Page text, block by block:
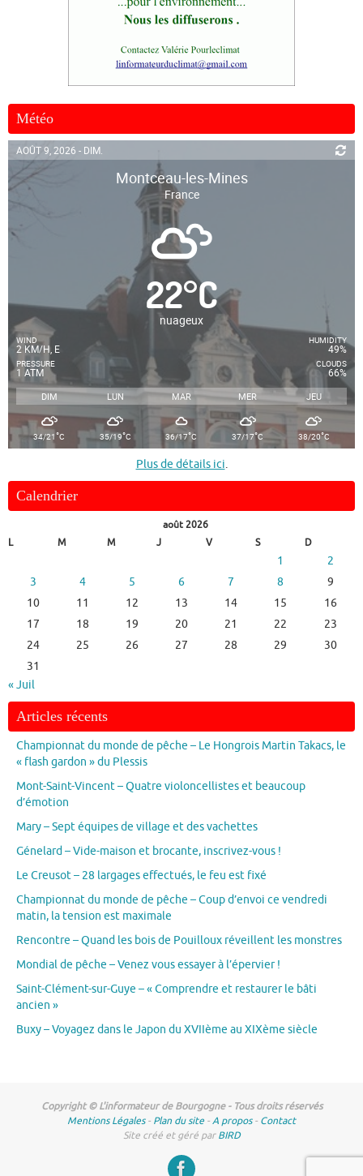
Météo
AOÛT 9, 2026 - DIM.
Montceau-les-Mines
France
22°C
nuageux
WIND
2 KM/H, E
PRESSURE
1 ATM
HUMIDITY
49%
CLOUDS
66%
DIM LUN MAR MER JEU
34/21°C 35/19°C 36/17°C 37/17°C 38/20°C
Plus de détails ici.
Calendrier
août 2026
L
M M J V S D
1
2
3
4 5 6 7 8
9
10
11 12 13 14 15
16
17
18 19 20 21 22
23
24
25 26 27 28 29
30
31
« Juil
Articles récents
Championnat du monde de pêche – Le Hongrois Martin Takacs, le
« flash gardon » du Plessis
Mont-Saint-Vincent – Quatre violoncellistes et beaucoup
d’émotion
Mary – Sept équipes de village et des vachettes
Génelard – Vide-maison et brocante, inscrivez-vous !
Le Creusot – 28 largages effectués, le feu est fixé
Championnat du monde de pêche – Coup d’envoi ce vendredi
matin, la tension est maximale
Rencontre – Quand les bois de Pouilloux réveillent les monstres
Mondial de pêche – Venez vous essayer à l’épervier !
Saint-Clément-sur-Guye – « Comprendre et restaurer le bâti
ancien »
Buxy – Voyagez dans le Japon du XVIIème au XIXème siècle
Copyright © L'informateur de Bourgogne - Tous droits réservés
Mentions Légales- Plan du site -A propos- Contact
Site créé et géré parBIRD